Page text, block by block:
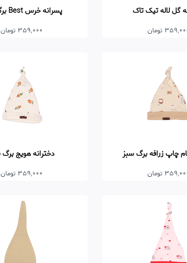
گل لاله تیک تاک
تومان
پسرانه خرس Best برگ سبز
359,000 تومان
چاپ زرافه برگ سبز
تومان
دخترانه هویج
359,000 تومان